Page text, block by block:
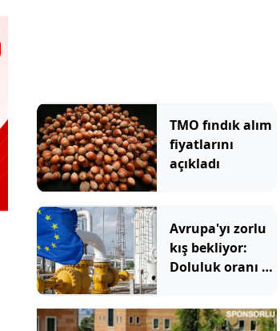
TMO fındık alım
fiyatlarını
açıkladı
Avrupa'yı zorlu
kış bekliyor:
Doluluk oranı 15
düşüğünde